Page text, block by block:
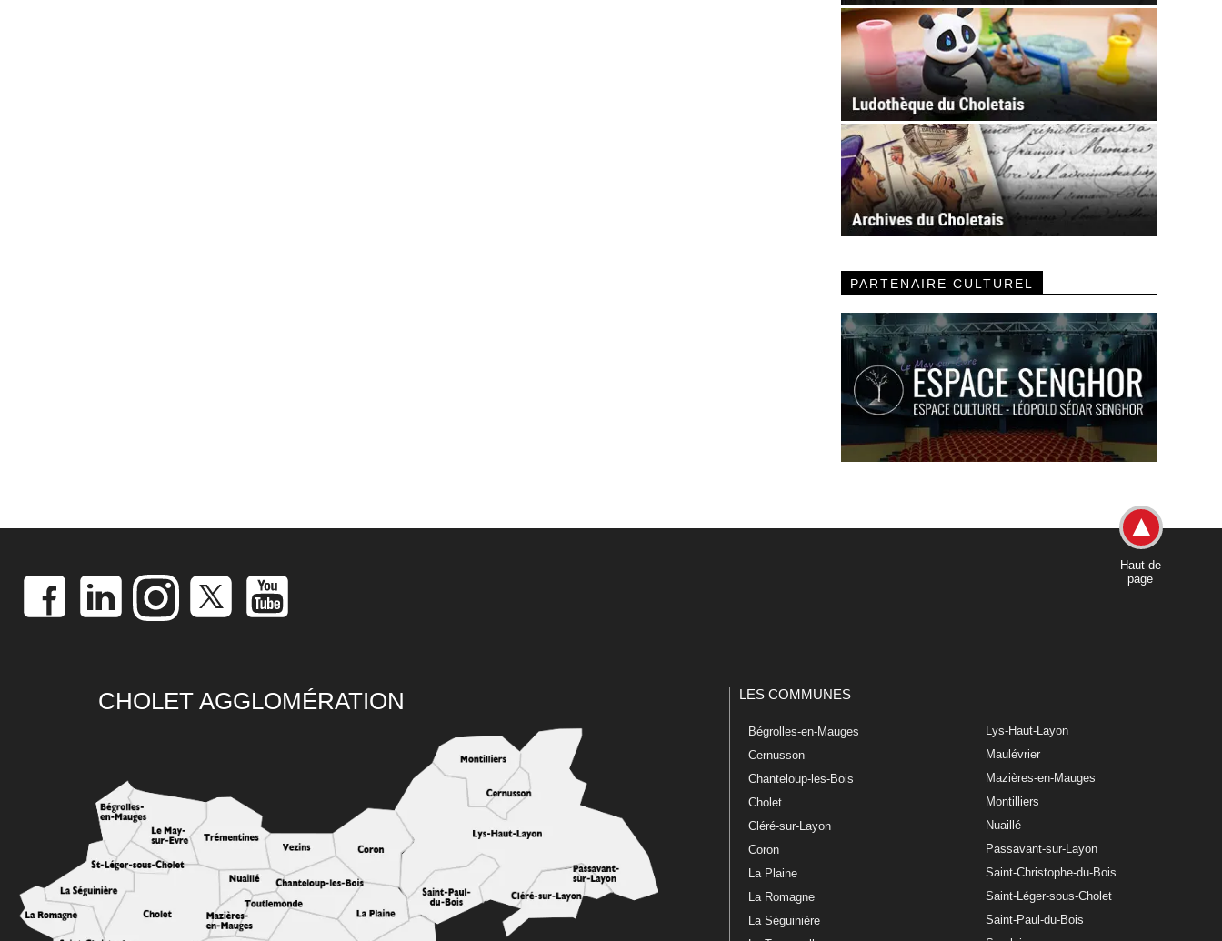
PARTENAIRE CULTUREL
Haut de
page
CHOLET AGGLOMÉRATION LES COMMUNES
Bégrolles-en-Mauges
Cernusson
Chanteloup-les-Bois
Cholet
Cléré-sur-Layon
Coron
La Plaine
La Romagne
La Séguinière
Lys-Haut-Layon
Maulévrier
Mazières-en-Mauges
Montilliers
Nuaillé
Passavant-sur-Layon
Saint-Christophe-du-Bois
Saint-Léger-sous-Cholet
Saint-Paul-du-Bois